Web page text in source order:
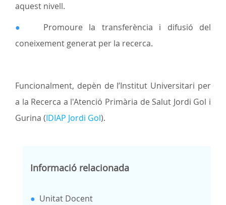
aquest nivell.
● Promoure la transferència i difusió del
coneixement generat per la recerca.
Funcionalment, depèn de l’Institut Universitari per
a la Recerca a l'Atenció Primària de Salut Jordi Gol i
Gurina (IDIAP Jordi Gol).
Informació relacionada
● Unitat Docent